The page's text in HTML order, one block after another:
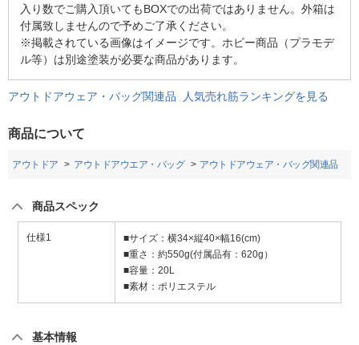
入り数でご購入頂いてもBOXでの出荷ではありません。外箱は
付属致しませんので予めご了承ください。
※掲載されている画像はイメージです。ホビー商品（プラモデ
ル等）は別途塗装が必要な商品があります。
アウトドアウェア・バッグ関連品 人気売れ筋ランキングを見る
商品について
アウトドア アウトドアウエア・バッグ アウトドアウェア・バッグ関連品
商品スペック
仕様1
■サイズ：横34×縦40×幅16(cm)
■重さ：約550g(付属品有：620g）
■容量：20L
■素材：ポリエステル
基本情報